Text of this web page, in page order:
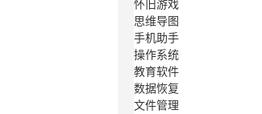
怀旧游戏
思维导图
手机助手
操作系统
教育软件
数据恢复
文件管理